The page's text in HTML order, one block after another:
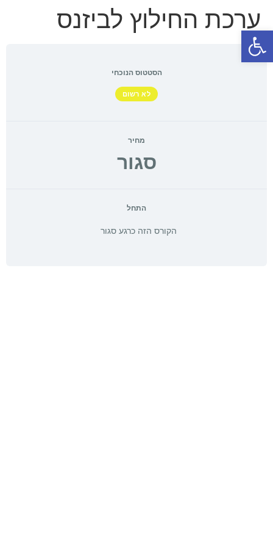
פתח סרגל נגישות
ערכת החילוץ לביזנס
הסטטוס הנוכחי
לא רשום
מחיר
סגור
התחל
הקורס הזה כרגע סגור